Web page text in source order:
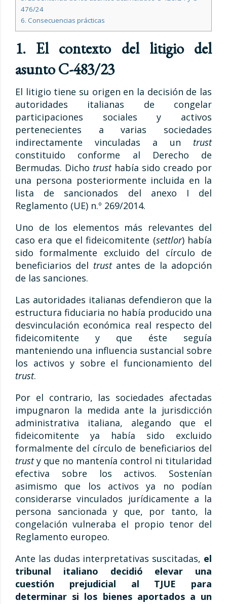
476/24
6. Consecuencias prácticas
1. El contexto del litigio del
asunto C-483/23
El litigio tiene su origen en la decisión de las
autoridades italianas de congelar
participaciones sociales y activos
pertenecientes a varias sociedades
indirectamente vinculadas a un trust
constituido conforme al Derecho de
Bermudas. Dicho trusthabía sido creado por
una persona posteriormente incluida en la
lista de sancionados del anexo I del
Reglamento (UE) n.º 269/2014.
Uno de los elementos más relevantes del
caso era que el fideicomitente (settlor) había
sido formalmente excluido del círculo de
beneficiarios del trustantes de la adopción
de las sanciones.
Las autoridades italianas defendieron que la
estructura fiduciaria no había producido una
desvinculación económica real respecto del
fideicomitente y que éste seguía
manteniendo una influencia sustancial sobre
los activos y sobre el funcionamiento del
trust.
Por el contrario, las sociedades afectadas
impugnaron la medida ante la jurisdicción
administrativa italiana, alegando que el
fideicomitente ya había sido excluido
formalmente del círculo de beneficiarios del
trusty que no mantenía control ni titularidad
efectiva sobre los activos. Sostenían
asimismo que los activos ya no podían
considerarse vinculados jurídicamente a la
persona sancionada y que, por tanto, la
congelación vulneraba el propio tenor del
Reglamento europeo.
Ante las dudas interpretativas suscitadas, el
tribunal italiano decidió elevar una
cuestión prejudicial al TJUE para
determinar si los bienes aportados a un